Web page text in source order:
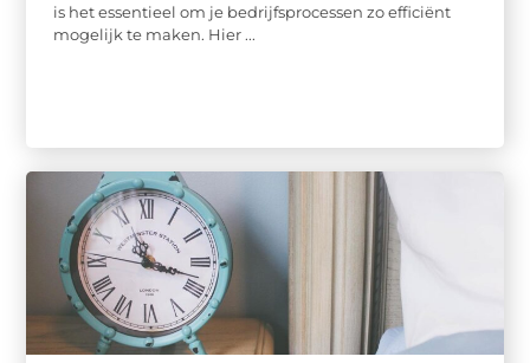
is het essentieel om je bedrijfsprocessen zo efficiënt
mogelijk te maken. Hier ...